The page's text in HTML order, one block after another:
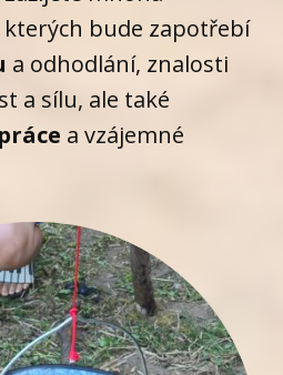
bude zapotřebí
a odhodlání, znalosti
a sílu, ale také
a vzájemné